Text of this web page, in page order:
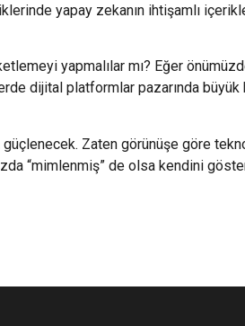
yapay zekanın ihtişamlı
yapmalılar mı? Eğer
dijital platformlar pazarında büyük
güçlenecek. Zaten görünüşe göre
“mimlenmiş” de olsa kendini